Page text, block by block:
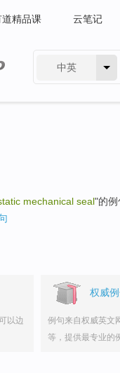
道精品课 云笔记
中英
mechanical seal"的例
以边
权威
例句来自权威英文
等，提供最专业的